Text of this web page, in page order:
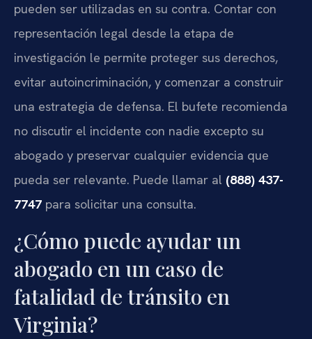
pueden ser utilizadas en su contra. Contar con
representación legal desde la etapa de
investigación le permite proteger sus derechos,
evitar autoincriminación, y comenzar a construir
una estrategia de defensa. El bufete recomienda
no discutir el incidente con nadie excepto su
abogado y preservar cualquier evidencia que
pueda ser relevante. Puede llamar al (888) 437-
7747 para solicitar una consulta.
¿Cómo puede ayudar un
abogado en un caso de
fatalidad de tránsito en
Virginia?